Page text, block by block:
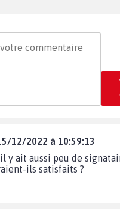
12/2022 à 10:59:13
y ait aussi peu de
ils satisfaits ?